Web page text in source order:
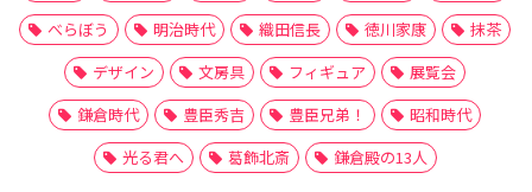
べらぼう
明治時代 織田信長 徳川家康
抹茶
デザイン
文房具 フィギュア
展覧会
鎌倉時代
豊臣秀吉 豊臣兄弟！
昭和時代
光る君へ
葛飾北斎 鎌倉殿の13人